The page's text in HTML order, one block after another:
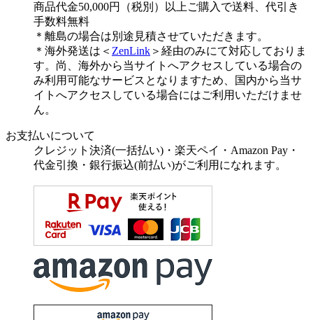
商品代金50,000円（税別）以上ご購入で送料、代引き
手数料無料
＊離島の場合は別途見積させていただきます。
＊海外発送は＜ ZenLink ＞経由のみにて対応しておりま
す。尚、海外から当サイトへアクセスしている場合の
み利用可能なサービスとなりますため、国内から当サ
イトへアクセスしている場合にはご利用いただけませ
ん。
お支払いについて
クレジット決済(一括払い)・楽天ペイ・Amazon Pay・
代金引換・銀行振込(前払い)がご利用になれます。